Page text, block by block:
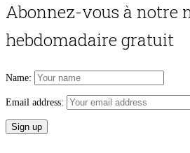
Abonnez-vous à notre
hebdomadaire gratuit
Name:
Email address: